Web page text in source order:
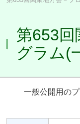
第653回
グラム(
一般公開用の